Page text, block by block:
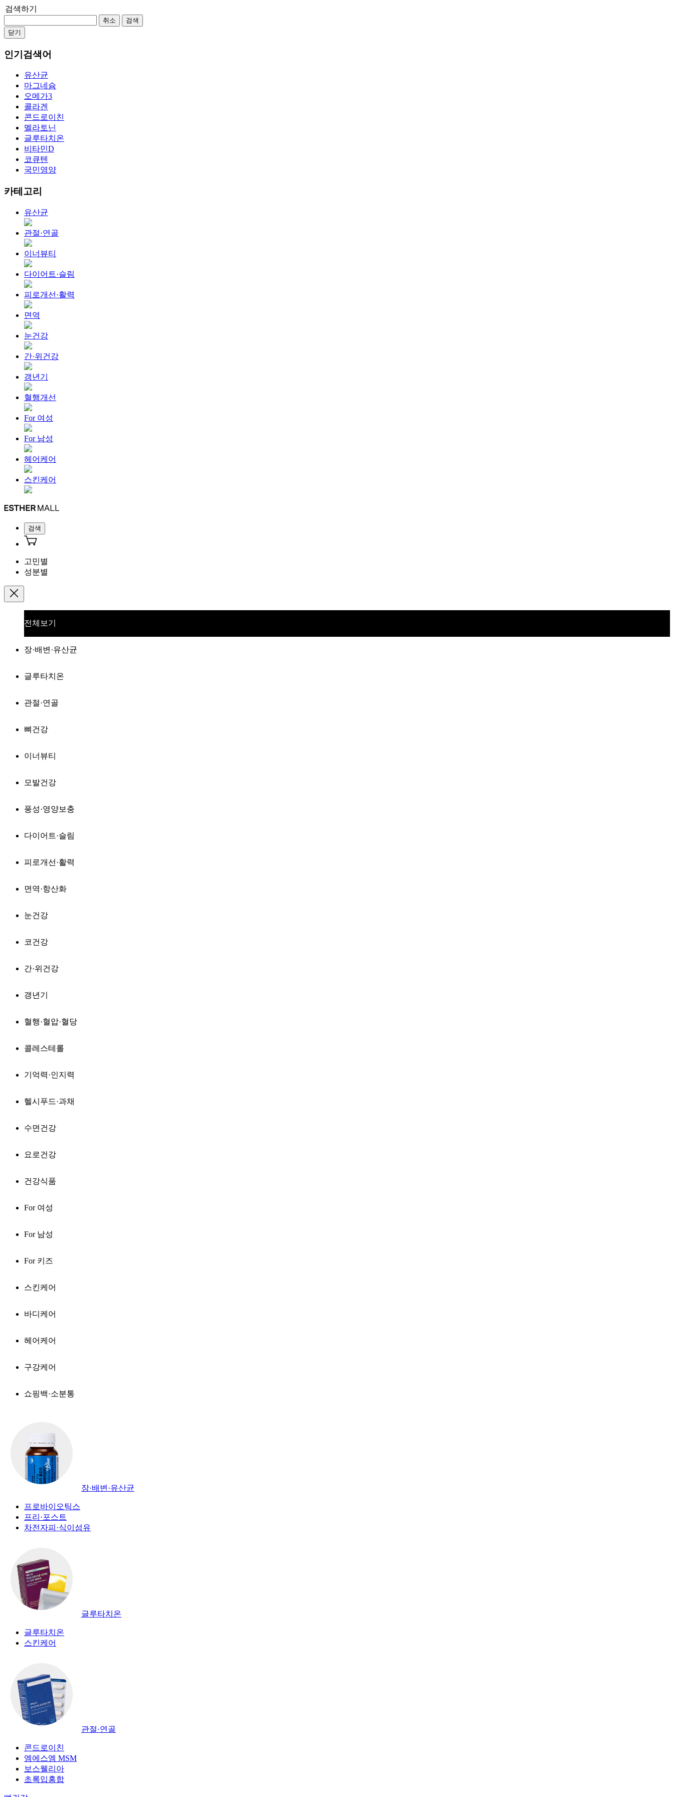
검색하기
취소
검색
닫기
인기검색어
유산균
마그네슘
오메가3
콜라겐
콘드로이친
멜라토닌
글루타치온
비타민D
코큐텐
국민영양
카테고리
유산균
관절·연골
이너뷰티
다이어트·슬림
피로개선·활력
면역
눈건강
간·위건강
갱년기
혈행개선
For 여성
For 남성
헤어케어
스킨케어
검색
고민별
성분별
전체보기
장·배변·유산균
글루타치온
관절·연골
뼈건강
이너뷰티
모발건강
풍성·영양보충
다이어트·슬림
피로개선·활력
면역·항산화
눈건강
코건강
간·위건강
갱년기
혈행·혈압·혈당
콜레스테롤
기억력·인지력
헬시푸드·과채
수면건강
요로건강
건강식품
For 여성
For 남성
For 키즈
스킨케어
바디케어
헤어케어
구강케어
쇼핑백·소분통
장·배변·유산균
프로바이오틱스
프리·포스트
차전자피·식이섬유
글루타치온
글루타치온
스킨케어
관절·연골
콘드로이친
엠에스엠 MSM
보스웰리아
초록입홍합